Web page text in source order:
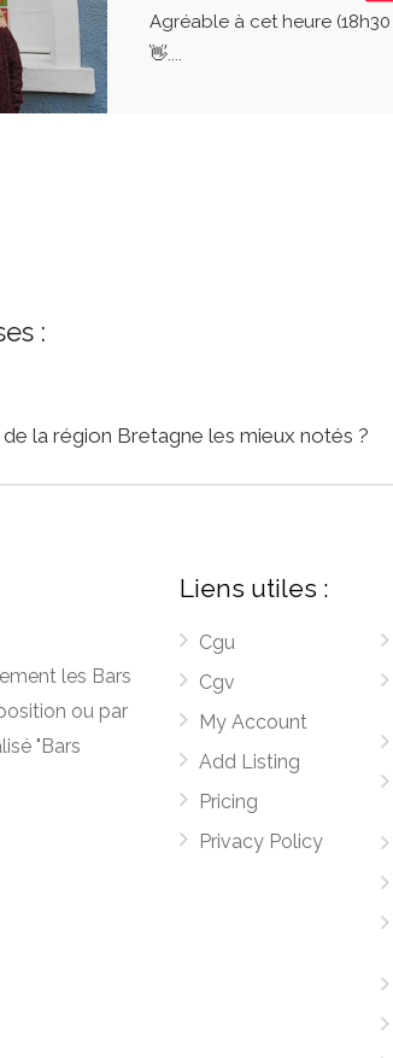
Agréable à cet heure
👋....
:
la région Bretagne les mieux notés ?
les Bars
ou par
"Bars
Liens utiles :
Cgu
Cgv
My Account
Add Listing
Pricing
Privacy Policy